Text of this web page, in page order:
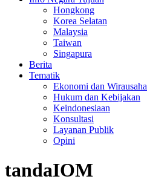
Hongkong
Korea Selatan
Malaysia
Taiwan
Singapura
Berita
Tematik
Ekonomi dan Wirausaha
Hukum dan Kebijakan
Keindonesiaan
Konsultasi
Layanan Publik
Opini
tandaIOM